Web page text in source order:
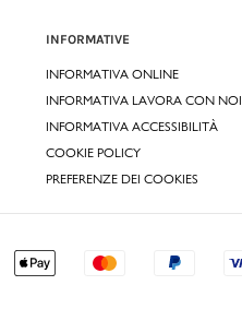
INFORMATIVE
INFORMATIVA ONLINE
INFORMATIVA LAVORA CON NOI
INFORMATIVA ACCESSIBILITÀ
COOKIE POLICY
PREFERENZE DEI COOKIES